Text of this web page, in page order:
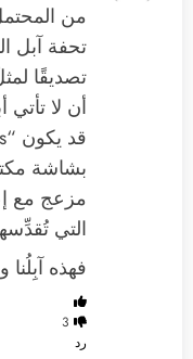
من
تحفة آبل
تصديقًا
أن لا تأتي
قد يكون “iPhone 9,9Plus”
بشاشة
مزعج مع
التي
فهذه آبِلُنا
3
رد